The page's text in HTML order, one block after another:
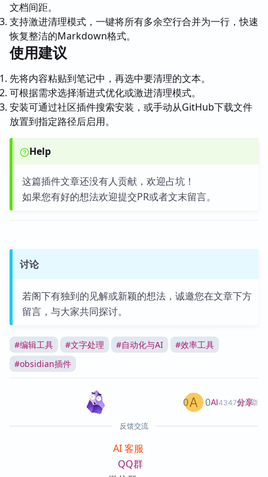
文档间距。
支持激进清理模式，一键将所有多余空行合并为一行，快速
恢复整洁的Markdown格式。
使用建议
先将内容粘贴到笔记中，再选中要清理的文本。
可根据需求选择渐进式优化或激进清理模式。
安装可通过社区插件搜索安装，或手动从GitHub下载文件
放置到指定路径后启用。
Help
这篇插件文章还没有人贡献，欢迎占坑！
如果您有好的想法欢迎提交PR或者文末留言。
讨论
若阁下有独到的见解或新颖的想法，诚邀您在文章下方
留言，与大家共同探讨。
#编辑工具 #文字处理 #自动化与AI #效率工具
#obsidian插件
AI4347篇文章
0 0 分享
反馈交流
AI 客服
QQ群